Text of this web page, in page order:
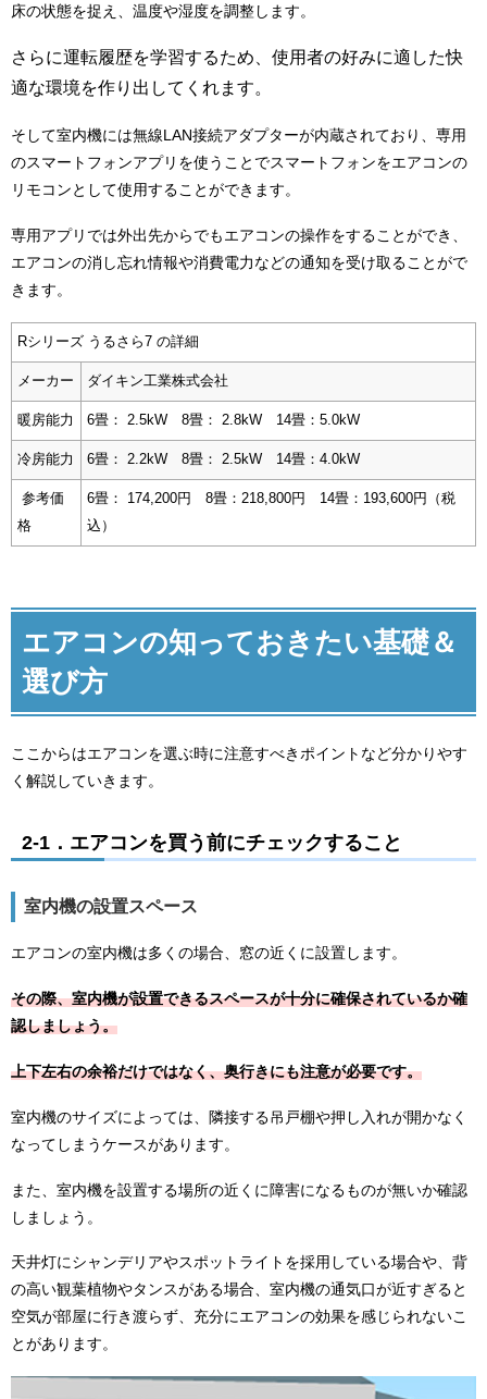
床の状態を捉え、温度や湿度を調整します。
さらに運転履歴を学習するため、使用者の好みに適した快
適な環境を作り出してくれます。
そして室内機には無線LAN接続アダプターが内蔵されており、専用
のスマートフォンアプリを使うことでスマートフォンをエアコンの
リモコンとして使用することができます。
専用アプリでは外出先からでもエアコンの操作をすることができ、
エアコンの消し忘れ情報や消費電力などの通知を受け取ることがで
きます。
Rシリーズ うるさら7 の詳細
メーカー ダイキン工業株式会社
暖房能力 6畳： 2.5kW 8畳： 2.8kW 14畳：5.0kW
冷房能力 6畳： 2.2kW 8畳： 2.5kW 14畳：4.0kW
参考価
格
6畳： 174,200円 8畳：218,800円 14畳：193,600円（税
込）
エアコンの知っておきたい基礎＆
選び方
ここからはエアコンを選ぶ時に注意すべきポイントなど分かりやす
く解説していきます。
2-1．エアコンを買う前にチェックすること
室内機の設置スペース
エアコンの室内機は多くの場合、窓の近くに設置します。
その際、室内機が設置できるスペースが十分に確保されているか確
認しましょう。
上下左右の余裕だけではなく、奥行きにも注意が必要です。
室内機のサイズによっては、隣接する吊戸棚や押し入れが開かなく
なってしまうケースがあります。
また、室内機を設置する場所の近くに障害になるものが無いか確認
しましょう。
天井灯にシャンデリアやスポットライトを採用している場合や、背
の高い観葉植物やタンスがある場合、室内機の通気口が近すぎると
空気が部屋に行き渡らず、充分にエアコンの効果を感じられないこ
とがあります。